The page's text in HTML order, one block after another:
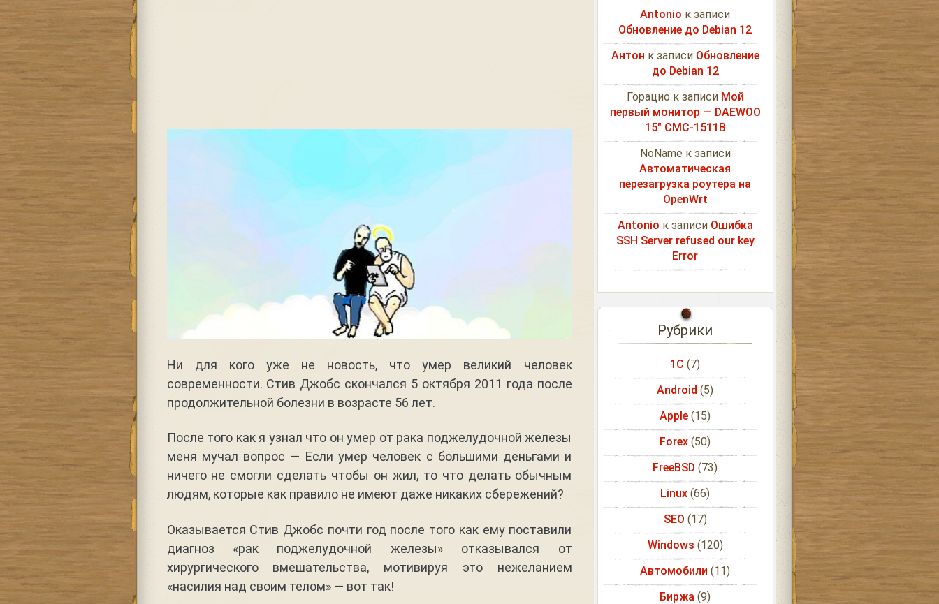
Ни для кого уже не новость, что умер великий человек
современности. Стив Джобс скончался 5 октября 2011 года после
продолжительной болезни в возрасте 56 лет.
После того как я узнал что он умер от рака поджелудочной железы
меня мучал вопрос — Если умер человек с большими деньгами и
ничего не смогли сделать чтобы он жил, то что делать обычным
людям, которые как правило не имеют даже никаких сбережений?
Оказывается Стив Джобс почти год после того как ему поставили
диагноз «рак поджелудочной железы» отказывался от
хирургического вмешательства, мотивируя это нежеланием
«насилия над своим телом» — вот так!
Antonio к записи
Обновление до Debian 12
Антон к записи Обновление
до Debian 12
Горацио к записи Мой
первый монитор — DAEWOO
15″ CMC-1511B
NoName к записи
Автоматическая
перезагрузка роутера на
OpenWrt
Antonio к записи Ошибка
SSH Server refused our key
Error
Рубрики
1С (7)
Android (5)
Apple (15)
Forex (50)
FreeBSD (73)
Linux (66)
SEO (17)
Windows (120)
Автомобили (11)
Биржа (9)